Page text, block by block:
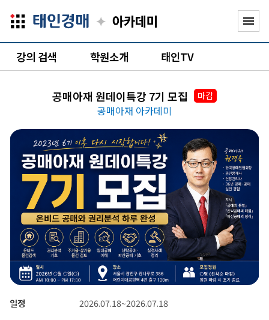
✦ menu
강의 검색 학원소개 태인TV
공매아재 원데이특강 7기 모집 마감
공매아재 아카데미
일정
2026.07.18~2026.07.18